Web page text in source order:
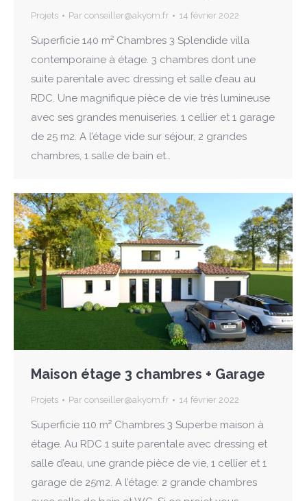
Projets Par conseiller@akyom.fr 14 février 2022
Superficie 140 m² Chambres 3 Splendide villa
contemporaine à étage. 3 chambres dont une
suite parentale avec dressing et salle d’eau au
RDC. Une magnifique pièce de vie très lumineuse
avec ses grandes menuiseries. 1 cellier et 1 garage
de 25 m2. A l’étage vide sur séjour, 2 grandes
chambres, 1 salle de bain et…
Maison étage 3 chambres + Garage
Projets Par conseiller@akyom.fr 14 février 2022
Superficie 110 m² Chambres 3 Superbe maison à
étage. Au RDC 1 suite parentale avec dressing et
salle d’eau, une grande pièce de vie, 1 cellier et 1
garage de 25m2. A l’étage: 2 grande chambres